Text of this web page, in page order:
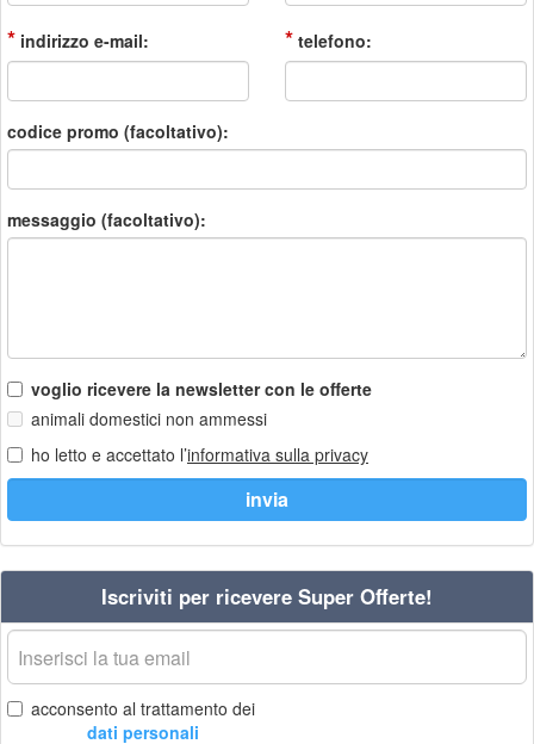
* indirizzo e-mail: * telefono:
codice promo (facoltativo):
messaggio (facoltativo):
voglio ricevere la newsletter con le offerte
animali domestici non ammessi
ho letto e accettato l’informativa sulla privacy
Iscriviti per ricevere Super Offerte!
La
tua
email
acconsento al trattamento dei
dati personali